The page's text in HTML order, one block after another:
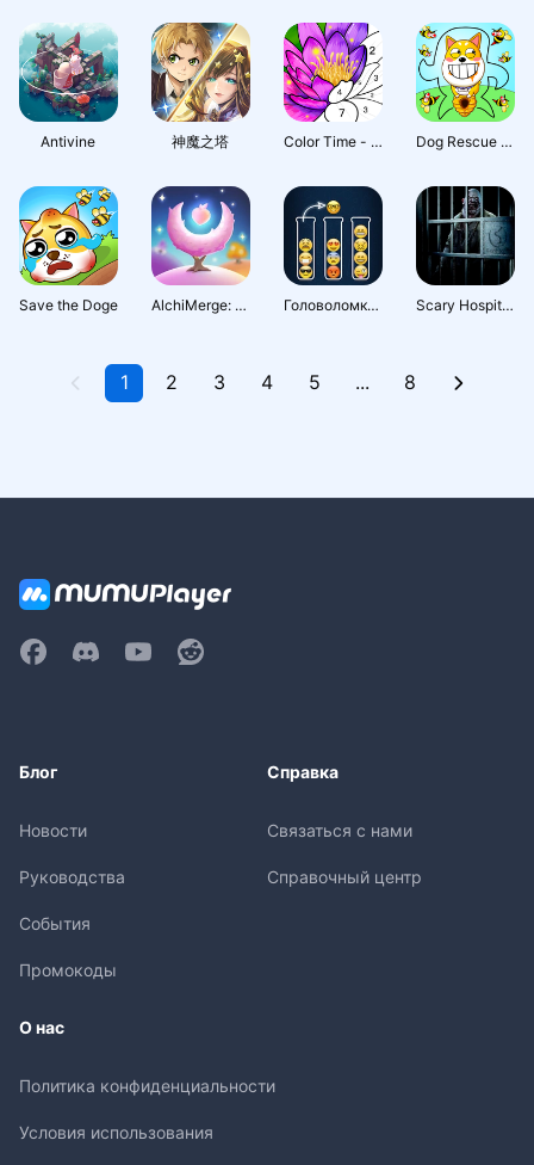
Antivine 神魔之塔 Color Time - Paint by Number Dog Rescue - Draw to Save
Save the Doge AlchiMerge: Merge & Craft Головоломка с сортировкой 2022 Scary Hospital Horror
1 2 3 4 5 ... 8
Блог
Новости
Руководства
События
Промокоды
Справка
Связаться с нами
Справочный центр
О нас
Политика конфиденциальности
Условия использования